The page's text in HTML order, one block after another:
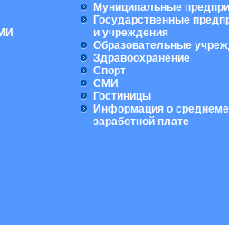
Муниципальные
Государственные
и учреждения
Образовательные
Здравоохранение
Спорт
СМИ
Гостиницы
Информация о
заработной плате